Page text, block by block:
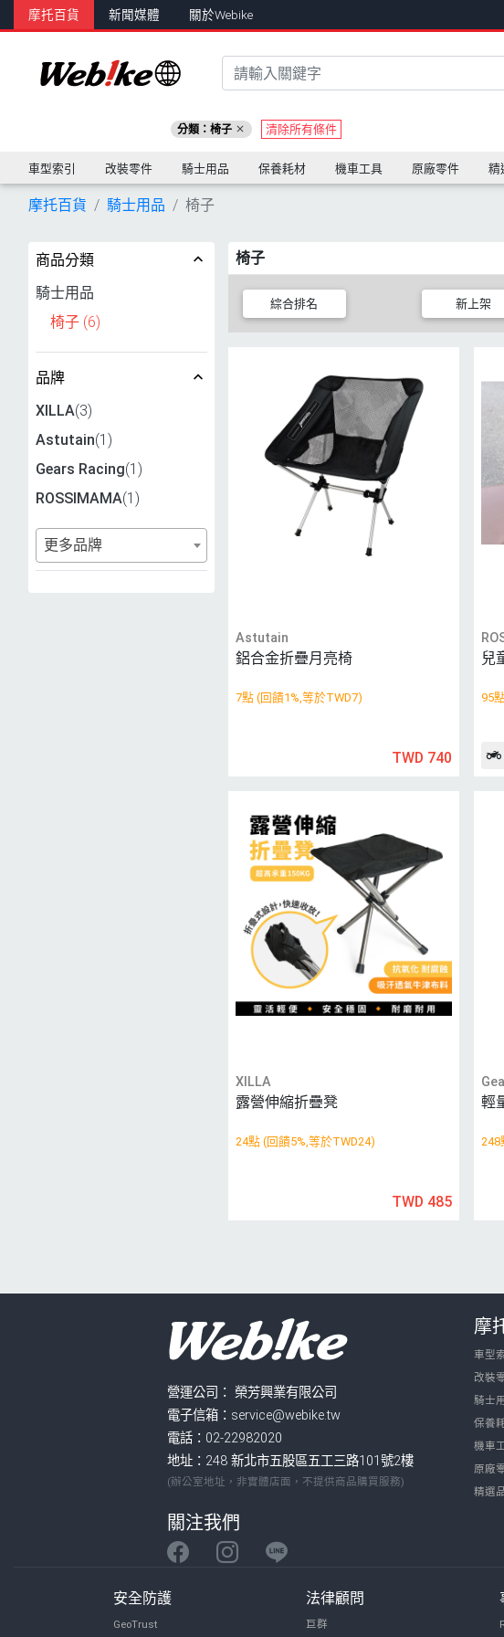
摩托百貨 新聞媒體 關於Webike
分類：椅子 清除所有條件
車型索引 改裝零件 騎士用品 保養耗材 機車工具 原廠零件 精
摩托百貨 騎士用品 椅子
商品分類
騎士用品
椅子 (6)
品牌
XILLA(3)
Astutain(1)
Gears Racing(1)
ROSSIMAMA(1)
更多品牌
椅子
綜合排名 新上架
Astutain
鋁合金折疊月亮椅
7點 (回饋1%,等於TWD7)
TWD 740
兒
95
XILLA
露營伸縮折疊凳
24點 (回饋5%,等於TWD24)
TWD 485
輕
248
營運公司： 榮芳興業有限公司
電子信箱：service@webike.tw
電話：02-22982020
地址：248 新北市五股區五工三路101號2樓
(辦公室地址，非實體店面，不提供商品購買服務)
關注我們
摩
車型
改裝
騎士
保養
機車
原廠
精選
安全防護
GeoTrust
法律顧問
巨群